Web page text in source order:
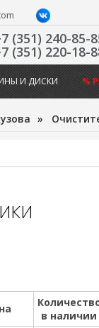
(351) 240-85-
(351) 220-18-
И ДИСКИ %
»
в наличии